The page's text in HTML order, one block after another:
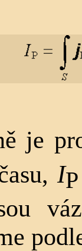
je
IP